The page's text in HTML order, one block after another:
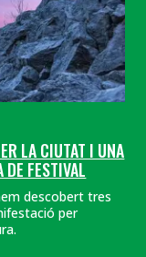
LA CIUTAT I UNA
DE FESTIVAL
descobert tres
per